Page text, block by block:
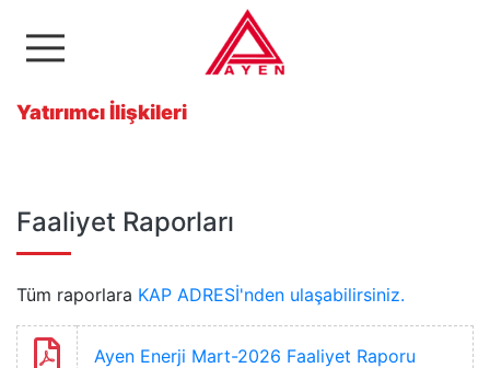
Ayen Enerji A.Ş
Yatırımcı İlişkileri
Faaliyet Raporları
Tüm raporlara KAP ADRESİ'nden ulaşabilirsiniz.
Ayen Enerji Mart-2026 Faaliyet Raporu